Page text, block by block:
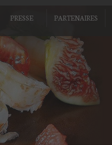
PRESSE PARTENAIRES